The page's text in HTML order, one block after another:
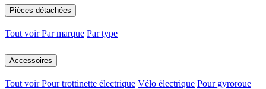
Pièces détachées
Tout voirPar marque Par type
Accessoires
Tout voirPour trottinette électrique Vélo électrique Pour gyroroue